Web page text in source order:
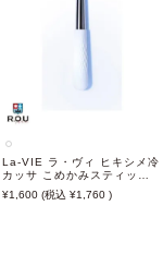
La-VIE ラ・ヴィ ヒキシメ冷
カッサ こめかみスティック
スノーホワイト×ステンレス
1,600 1,760